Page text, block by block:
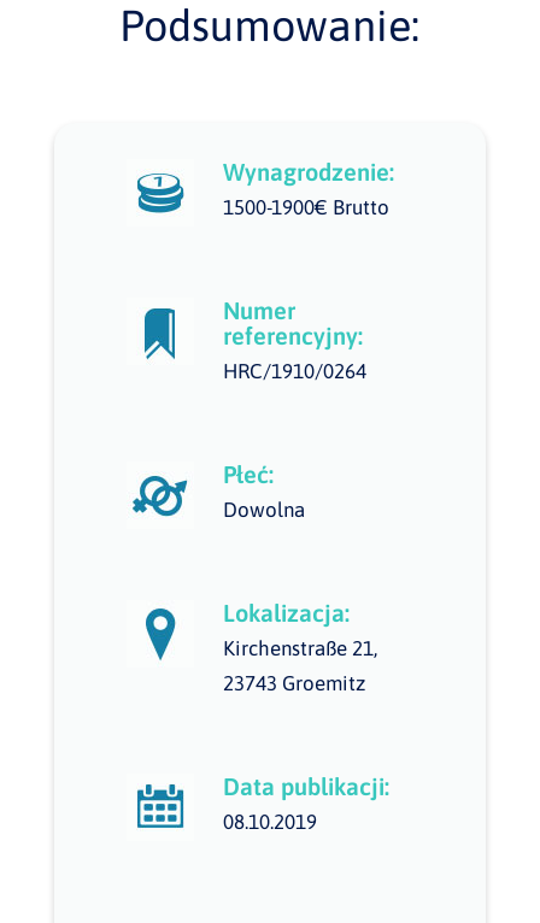
Podsumowanie:
Wynagrodzenie:
1500-1900€ Brutto
Numer
referencyjny:
HRC/1910/0264
Płeć:
Dowolna
Lokalizacja:
Kirchenstraße 21,
23743 Groemitz
Data publikacji:
08.10.2019